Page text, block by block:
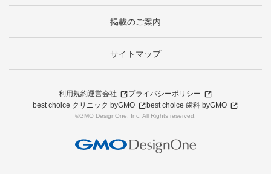
掲載のご案内
サイトマップ
利用規約運営会社
プライバシーポリシー
best choice クリニック byGMO
best choice 歯科 byGMO
©GMO DesignOne, Inc. All Rights reserved.